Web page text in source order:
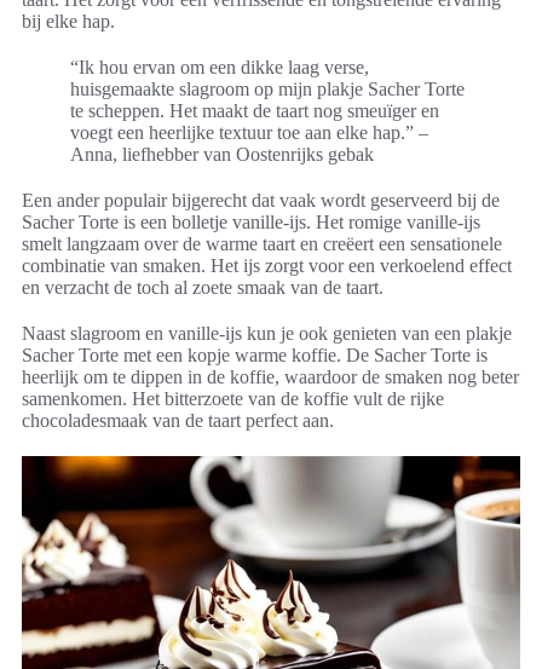
bij elke hap.
“Ik hou ervan om een dikke laag verse,
huisgemaakte slagroom op mijn plakje Sacher Torte
te scheppen. Het maakt de taart nog smeuïger en
voegt een heerlijke textuur toe aan elke hap.” –
Anna, liefhebber van Oostenrijks gebak
Een ander populair bijgerecht dat vaak wordt geserveerd bij de
Sacher Torte is een bolletje vanille-ijs. Het romige vanille-ijs
smelt langzaam over de warme taart en creëert een sensationele
combinatie van smaken. Het ijs zorgt voor een verkoelend effect
en verzacht de toch al zoete smaak van de taart.
Naast slagroom en vanille-ijs kun je ook genieten van een plakje
Sacher Torte met een kopje warme koffie. De Sacher Torte is
heerlijk om te dippen in de koffie, waardoor de smaken nog beter
samenkomen. Het bitterzoete van de koffie vult de rijke
chocoladesmaak van de taart perfect aan.